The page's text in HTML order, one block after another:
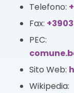
Telefono:
Fax:
PEC:
Sito Web:
Wikipedia: